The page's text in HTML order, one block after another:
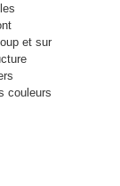
et sur
couleurs